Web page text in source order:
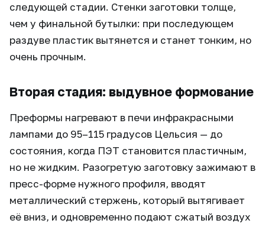
следующей стадии. Стенки заготовки толще,
чем у финальной бутылки: при последующем
раздуве пластик вытянется и станет тонким, но
очень прочным.
Вторая стадия: выдувное формование
Преформы нагревают в печи инфракрасными
лампами до 95–115 градусов Цельсия — до
состояния, когда ПЭТ становится пластичным,
но не жидким. Разогретую заготовку зажимают в
пресс-форме нужного профиля, вводят
металлический стержень, который вытягивает
её вниз, и одновременно подают сжатый воздух